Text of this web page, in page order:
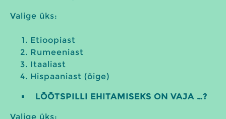
Valige üks:
Etioopiast
Rumeeniast
Itaaliast
Hispaaniast (õige)
LÕÕTSPILLI EHITAMISEKS ON VAJA …?
Valige üks: